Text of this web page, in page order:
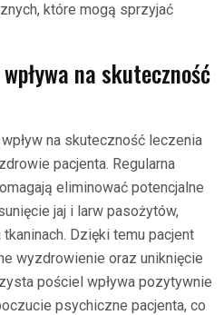
które mogą sprzyjać
na skuteczność
na skuteczność leczenia
pacjenta. Regularna
eliminować potencjalne
jaj i larw pasożytów,
Dzięki temu pacjent
wyzdrowienie oraz uniknięcie
pościel wpływa pozytywnie
psychiczne pacjenta, co